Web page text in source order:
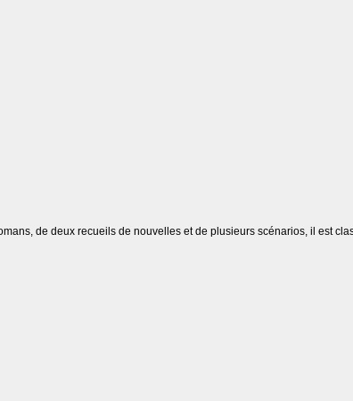
de deux recueils de nouvelles et de plusieurs scénarios, il est